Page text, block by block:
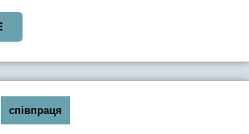
MORE
співпраця